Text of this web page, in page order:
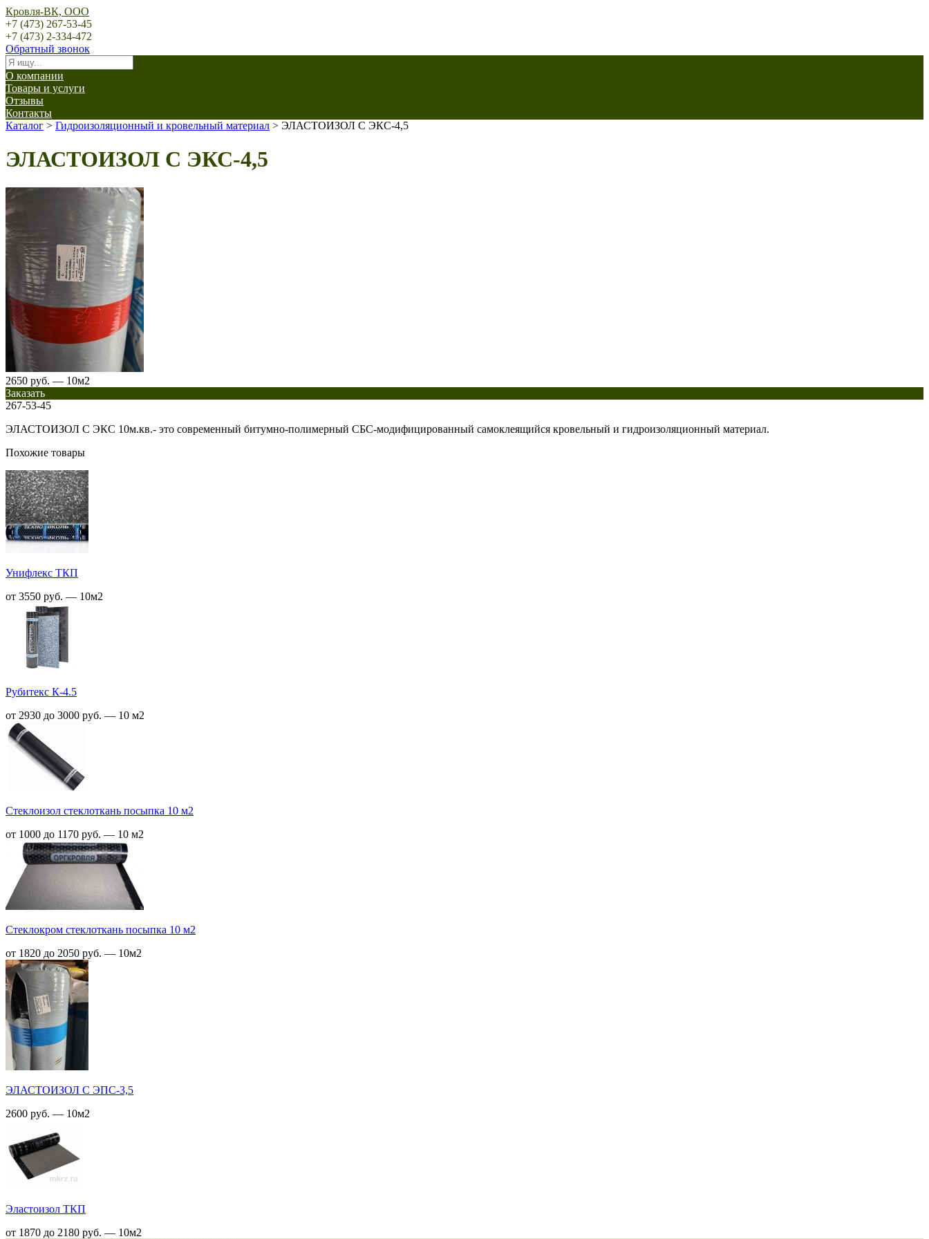
Кровля-ВК, ООО
+7 (473) 267-53-45
+7 (473) 2-334-472
Обратный звонок
О компании
Товары и услуги
Отзывы
Контакты
Каталог > Гидроизоляционный и кровельный материал > ЭЛАСТОИЗОЛ C ЭКС-4,5
ЭЛАСТОИЗОЛ C ЭКС-4,5
2650 руб. — 10м2
Заказать
267-53-45
ЭЛАСТОИЗОЛ C ЭКС 10м.кв.- это современный битумно-полимерный СБС-модифицированный самоклеящийся кровельный и гидроизоляционный материал.
Похожие товары
Унифлекс ТКП
от 3550 руб. — 10м2
Рубитекс К-4.5
от 2930 до 3000 руб. — 10 м2
Стеклоизол стеклоткань посыпка 10 м2
от 1000 до 1170 руб. — 10 м2
Стеклокром стеклоткань посыпка 10 м2
от 1820 до 2050 руб. — 10м2
ЭЛАСТОИЗОЛ C ЭПС-3,5
2600 руб. — 10м2
Эластоизол ТКП
от 1870 до 2180 руб. — 10м2